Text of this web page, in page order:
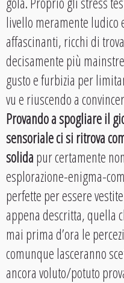
livello meramente ludico
affascinanti, ricchi di
decisamente più
gusto e furbizia per
vu e riuscendo a
Provando a spogliare il
sensoriale ci si ritrova
solidapur certamente
esplorazione-enigma-
perfette per essere
appena descritta, quella
mai prima d’ora le
comunque lasceranno
ancora voluto/potuto